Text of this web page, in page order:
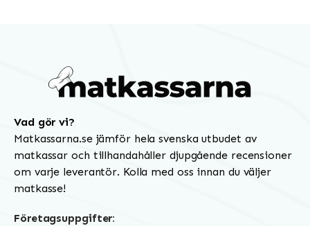
Vad gör vi?
Matkassarna.se jämför hela svenska utbudet av
matkassar och tillhandahåller djupgående recensioner
om varje leverantör. Kolla med oss innan du väljer
matkasse!
Företagsuppgifter: